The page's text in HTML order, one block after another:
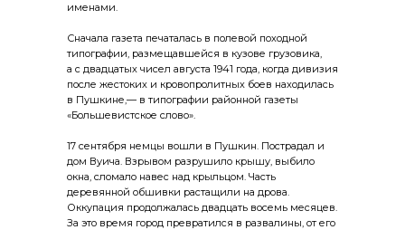
именами.
Сначала газета печаталась в полевой походной
типографии, размещавшейся в кузове грузовика,
а с двадцатых чисел августа 1941 года, когда дивизия
после жестоких и кровопролитных боев находилась
в Пушкине,— в типографии районной газеты
«Большевистское слово».
17 сентября немцы вошли в Пушкин. Пострадал и
дом Вуича. Взрывом разрушило крышу, выбило
окна, сломало навес над крыльцом. Часть
деревянной обшивки растащили на дрова.
Оккупация продолжалась двадцать восемь месяцев.
За это время город превратился в развалины, от его